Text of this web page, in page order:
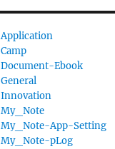
Application
Camp
Document-Ebook
General
Innovation
My_Note
My_Note-App-Setting
My_Note-pLog